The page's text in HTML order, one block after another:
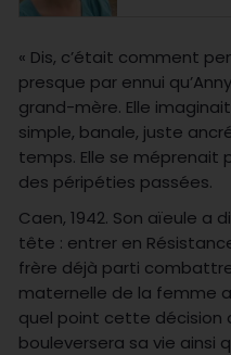
« Dis, c’était comment
presque par ennui
grand-mère. Elle
simple, banale, juste
temps. Elle se méprenait
des péripéties passées.
Caen, 1942. Son aïeule a
tête : entrer en
frère déjà parti
maternelle de la femme
quel point cette décision
bouleversera sa vie ainsi